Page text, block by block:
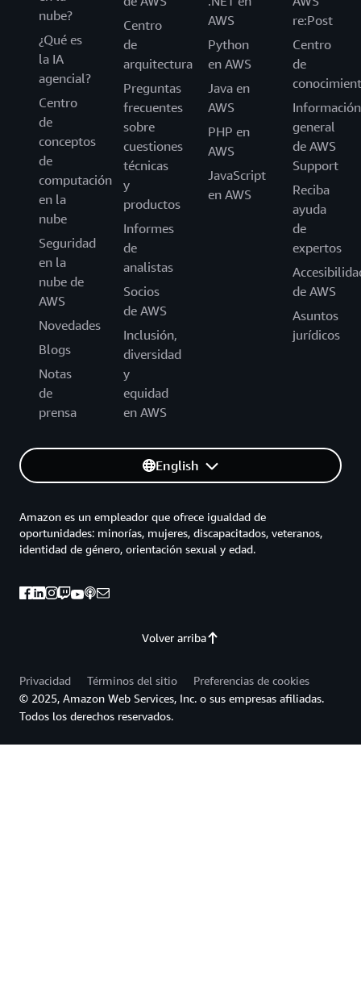
nube?
¿Qué es
la IA
agencial?
Centro
de
conceptos
de
computación
en la
nube
Seguridad
en la
nube de
AWS
Novedades
Blogs
Notas
de
prensa
Centro
de
arquitectura
Preguntas
frecuentes
sobre
cuestiones
técnicas
y
productos
Informes
de
analistas
Socios
de AWS
Inclusión,
diversidad
y
equidad
en AWS
AWS
Python
en AWS
Java en
AWS
PHP en
AWS
JavaScript
en AWS
re:Post
Centro
de
Información
general
de AWS
Support
Reciba
ayuda
de
expertos
de AWS
Asuntos
jurídicos
English
Volver arriba
Amazon es un empleador que ofrece igualdad de
oportunidades: minorías, mujeres, discapacitados, veteranos,
identidad de género, orientación sexual y edad.
Privacidad Términos del sitio
Preferencias de cookies
© 2025, Amazon Web Services, Inc. o sus empresas afiliadas.
Todos los derechos reservados.